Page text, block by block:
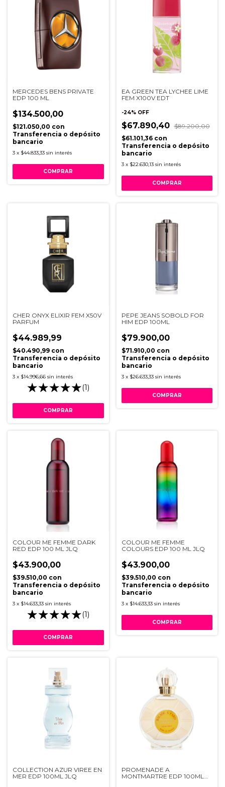
MERCEDES BENS PRIVATE
EDP 100 ML
$134.500,00
$121.050,00 con
Transferencia o depósito
bancario
3 x $44.833,33 sin interés
EA GREEN TEA LYCHEE LIME
FEM X100V EDT
-24% OFF
$67.890,40 $89.200,00
$61.101,36 con
Transferencia o depósito
bancario
3 x $22.630,13 sin interés
CHER ONYX ELIXIR FEM X50V
PARFUM
$44.989,99
$40.490,99 con
Transferencia o depósito
bancario
3 x $14.996,66 sin interés
(1)
PEPE JEANS SOBOLD FOR
HIM EDP 100ML
$79.900,00
$71.910,00 con
Transferencia o depósito
bancario
3 x $26.633,33 sin interés
COLOUR ME FEMME DARK
RED EDP 100 ML JLQ
$43.900,00
$39.510,00 con
Transferencia o depósito
bancario
3 x $14.633,33 sin interés
(1)
COLOUR ME FEMME
COLOURS EDP 100 ML JLQ
$43.900,00
$39.510,00 con
Transferencia o depósito
bancario
3 x $14.633,33 sin interés
COLLECTION AZUR VIREE EN
MER EDP 100ML JLQ
PROMENADE A
MONTMARTRE EDP 100ML